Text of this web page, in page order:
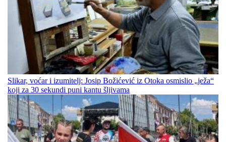
Slikar, voćar i izumitelj: Josip Božićević iz Otoka osmislio „ježa“
koji za 30 sekundi puni kantu šljivama